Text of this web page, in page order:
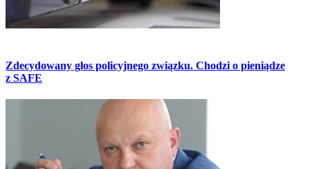
Zdecydowany głos policyjnego związku. Chodzi o pieniądze
z SAFE